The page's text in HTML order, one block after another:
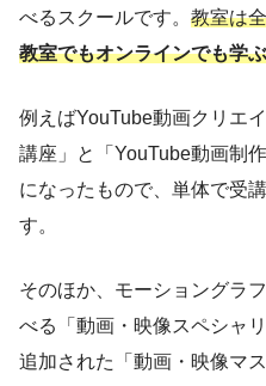
べるスクールです。 教室は
教室でもオンラインでも学
例えばYouTube動画クリエ
講座」と「YouTube動画制
になったもので、単体で受
す。
そのほか、モーショングラ
べる「動画・映像スペシャ
追加された「動画・映像マ